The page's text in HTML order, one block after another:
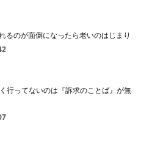
るのが面倒になったら老いのはじまり
行ってないのは『訴求のことば』が無